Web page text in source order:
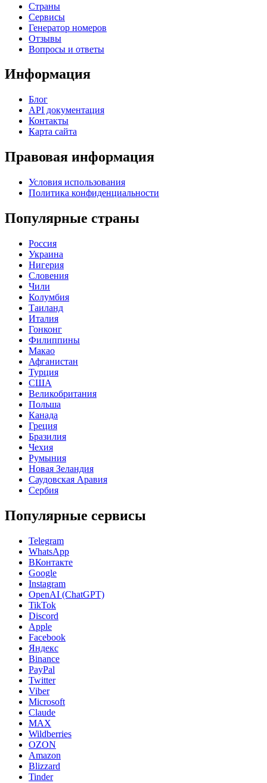
Страны
Сервисы
Генератор номеров
Отзывы
Вопросы и ответы
Информация
Блог
API документация
Контакты
Карта сайта
Правовая информация
Условия использования
Политика конфиденциальности
Популярные страны
Россия
Украина
Нигерия
Словения
Чили
Колумбия
Таиланд
Италия
Гонконг
Филиппины
Макао
Афганистан
Турция
США
Великобритания
Польша
Канада
Греция
Бразилия
Чехия
Румыния
Новая Зеландия
Саудовская Аравия
Сербия
Популярные сервисы
Telegram
WhatsApp
ВКонтакте
Google
Instagram
OpenAI (ChatGPT)
TikTok
Discord
Apple
Facebook
Яндекс
Binance
PayPal
Twitter
Viber
Microsoft
Claude
MAX
Wildberries
OZON
Amazon
Blizzard
Tinder